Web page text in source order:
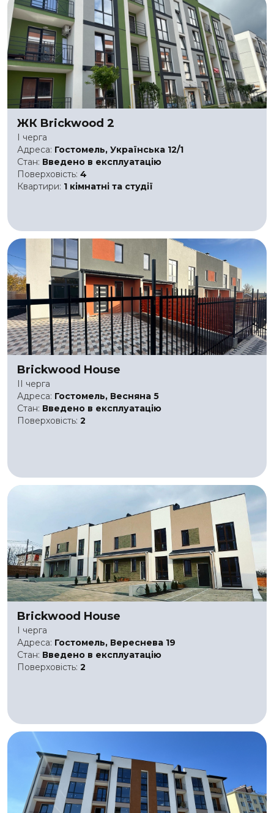
ЖК Brickwood 2
I черга
Адреса: Гостомель, Українська 12/1
Стан: Введено в експлуатацію
Поверховість: 4
Квартири: 1 кімнатні та студії
Brickwood House
II черга
Адреса: Гостомель, Весняна 5
Стан: Введено в експлуатацію
Поверховість: 2
Brickwood House
I черга
Адреса: Гостомель, Вереснева 19
Стан: Введено в експлуатацію
Поверховість: 2